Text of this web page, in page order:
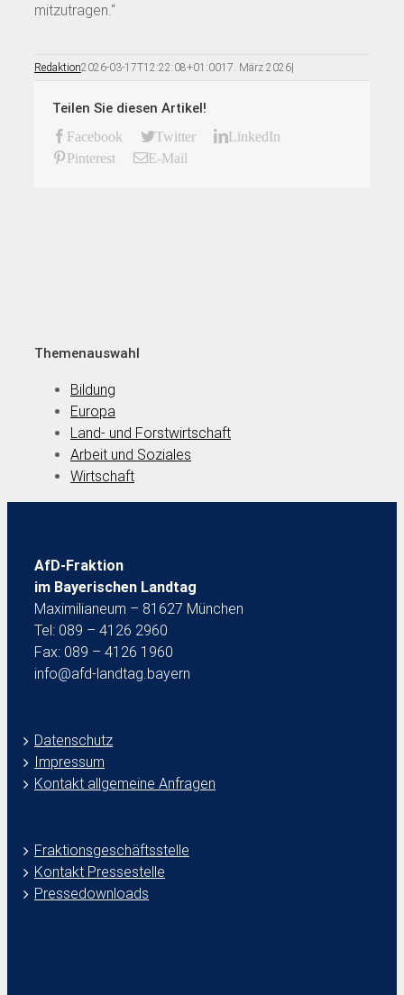
mitzutragen.“
Redaktion2026-03-17T12:22:08+01:0017. März 2026|
Teilen Sie diesen Artikel!
Facebook Twitter
LinkedIn
Pinterest
E-Mail
Themenauswahl
Bildung
Europa
Land- und Forstwirtschaft
Arbeit und Soziales
Wirtschaft
AfD-Fraktion
im Bayerischen Landtag
Maximilianeum – 81627 München
Tel: 089 – 4126 2960
Fax: 089 – 4126 1960
info@afd-landtag.bayern
Datenschutz
Impressum
Kontakt allgemeine Anfragen
Fraktionsgeschäftsstelle
Kontakt Pressestelle
Pressedownloads